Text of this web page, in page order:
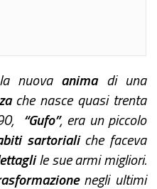
nuova anima di una
che nasce quasi trenta
“Gufo”, era un piccolo
sartorialiche faceva
le sue armi migliori.
negli ultimi